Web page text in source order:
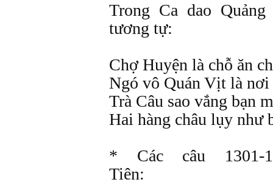
Trong Ca dao
tương tự:
Chợ Huyện là chỗ ăn
Ngó vô Quán Vịt là
Trà Câu sao vắng bạn
Hai hàng châu lụy như
* Các câu 1301-
Tiên: